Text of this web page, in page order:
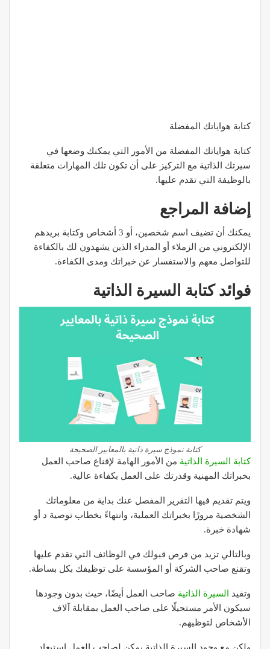
كتابة هواياتك المفضلة
كتابة هواياتك المفضلة من الأمور التي يمكنك وضعها في
سيرتك الذاتية مع التركيز على أن تكون تلك المهارات متعلقة
بالوظيفة التي تقدم عليها.
إضافة المراجع
يمكنك أن تضيف اسم شخصين، أو 3 أشخاص وكتابة بريدهم
الإلكتروني من الزملاء أو المدراء الذين يشهدون لك بالكفاءة
للتواصل معهم والاستفسار عن خبراتك ومدى الكفاءة.
فوائد كتابة السيرة الذاتية
كتابة نموذج سيرة ذاتية بالمعايير الصحيحة
كتابة السيرة الذاتية من الأمور الهامة لإقناع صاحب العمل
بخبراتك المهنية وقدرتك على العمل بكفاءة عالية.
ويتم تقديم فيها التقرير المفصل عنك بداية من معلوماتك
الشخصية مرورًا بخبراتك العملية، وانتهاءً بخطاب توصية د أو
شهادة خبرة.
وبالتالي تزيد من فرص قبولك في الوظائف التي تقدم عليها
وتقنع صاحب الشركة أو المؤسسة على توظيفك بكل بساطة.
وتفيد السيرة الذاتية صاحب العمل أيضًا، حيث بدون وجودها
سيكون الأمر مستحيلًا على صاحب العمل بمقابلة آلاف
الأشخاص لتوظيهم.